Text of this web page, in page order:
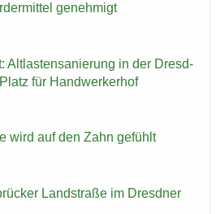
ge­neh­migt
Alt­las­ten­sa­nie­rung in der Dresd­
für Hand­wer­ker­hof
wird auf den Zahn ge­fühlt
Land­stra­ße im Dresd­ner